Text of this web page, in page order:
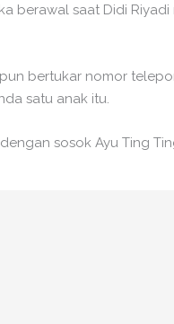
berawal saat Didi
bertukar nomor
satu anak itu.
sosok Ayu Ting